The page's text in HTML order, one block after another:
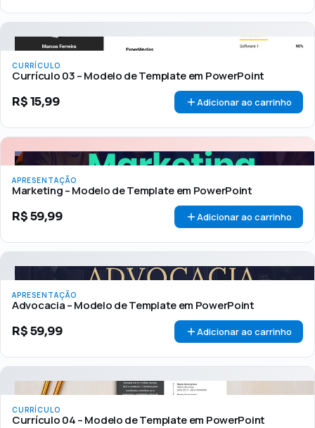
CURRÍCULO
Currículo 03 – Modelo de Template em PowerPoint
R$15,99 Adicionar ao carrinho
APRESENTAÇÃO
Marketing – Modelo de Template em PowerPoint
R$59,99 Adicionar ao carrinho
APRESENTAÇÃO
Advocacia – Modelo de Template em PowerPoint
R$59,99 Adicionar ao carrinho
CURRÍCULO
Currículo 04 – Modelo de Template em PowerPoint